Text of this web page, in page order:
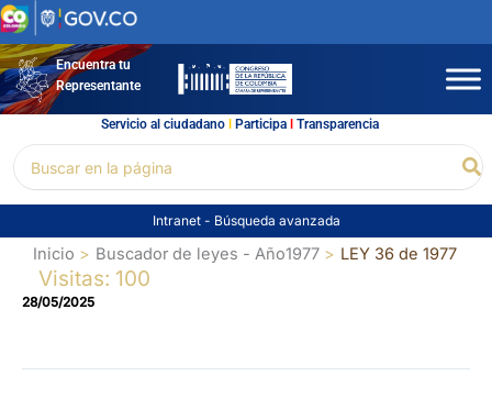
Ir
al
contenidoEncuentra tu
Representante
Servicio al ciudadano l Participal Transparencia
por:
Intranet - Búsqueda avanzada
Inicio Buscador de leyes - Año1977 LEY 36 de 1977
Visitas: 100
28/05/2025